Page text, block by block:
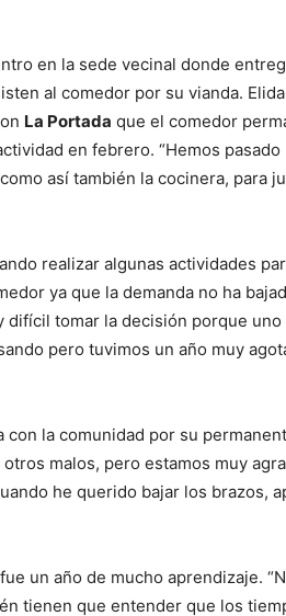
en la sede vecinal donde
al comedor por su vianda.
La Portada que el comedor
en febrero. “Hemos
así también la cocinera, para
realizar algunas actividades
ya que la demanda no ha
difícil tomar la decisión porque
pero tuvimos un año muy
la comunidad por su
malos, pero estamos muy
he querido bajar los brazos,
un año de mucho aprendizaje.
tienen que entender que los